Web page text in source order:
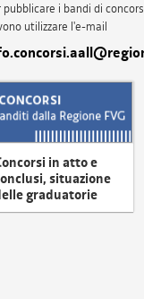
pubblicare i bandi di
utilizzare l'e-mail
in atto e
situazione
graduatorie